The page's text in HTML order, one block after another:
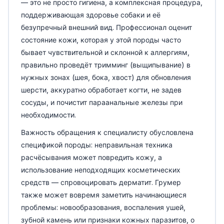
— это не просто гигиена, а комплексная процедура,
поддерживающая здоровье собаки и её
безупречный внешний вид. Профессионал оценит
состояние кожи, которая у этой породы часто
бывает чувствительной и склонной к аллергиям,
правильно проведёт тримминг (выщипывание) в
нужных зонах (шея, бока, хвост) для обновления
шерсти, аккуратно обработает когти, не задев
сосуды, и почистит параанальные железы при
необходимости.
Важность обращения к специалисту обусловлена
спецификой породы: неправильная техника
расчёсывания может повредить кожу, а
использование неподходящих косметических
средств — спровоцировать дерматит. Грумер
также может вовремя заметить начинающиеся
проблемы: новообразования, воспаления ушей,
зубной камень или признаки кожных паразитов, о